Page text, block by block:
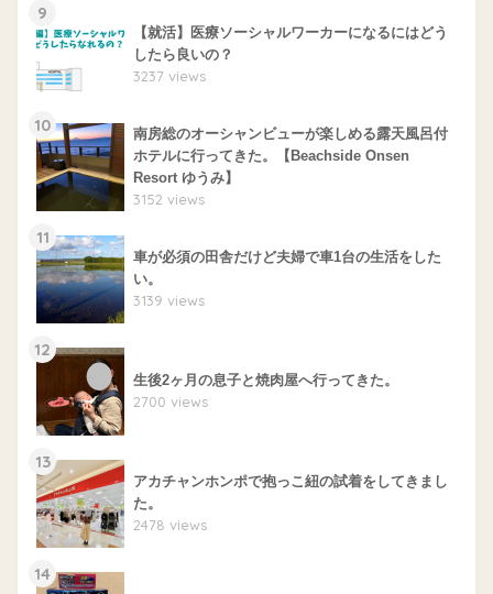
9
【就活】医療ソーシャルワーカーになるにはどう
したら良いの？
3237 views
10
南房総のオーシャンビューが楽しめる露天風呂付
ホテルに行ってきた。【Beachside Onsen
Resort ゆうみ】
3152 views
11
車が必須の田舎だけど夫婦で車1台の生活をした
い。
3139 views
12
生後2ヶ月の息子と焼肉屋へ行ってきた。
2700 views
13
アカチャンホンポで抱っこ紐の試着をしてきまし
た。
2478 views
14